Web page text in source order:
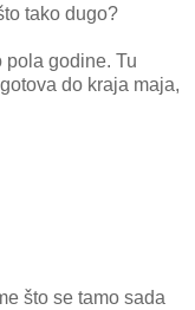
tako dugo?
pola godine. Tu
do kraja maja,
što se tamo sada